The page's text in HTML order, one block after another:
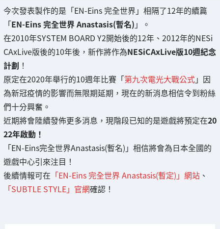
今次發表製作的是「EN-Eins 完全世界」相隔了12年的續篇
「EN-Eins 完全世界 Anastasis(暫名) 」。
在2010年SYSTEM BOARD Y2開始後的12年、2012年的NESi
CAxLive版後的10年後，新作將作為NESiCAxLive版10週紀念
計劃 ！
原定在2020年舉行的10週年比賽「第九次電光大戰公式」因
為新冠疫情的影響而無限期延期，現在的新消息相信令到粉絲
們十分興奮。
近期將會陸續發佈更多消息，現階段已知的是遊戲將預定在20
22年啟動！
「EN-Eins完全世界Anastasis(暫名)」相信將會為日本全國的
遊戲中心引來注目！
後續情報可在 「EN-Eins 完全世界 Anastasis(暫定)」網站 、
「SUBTLE STYLE」官網確認！